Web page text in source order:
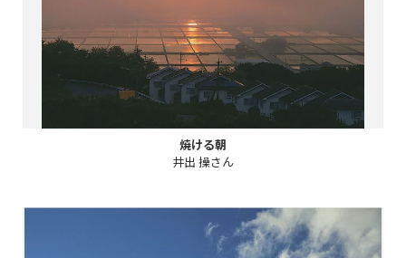
焼ける朝
井出 操さん